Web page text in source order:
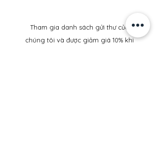
Tham gia danh sách gửi thư của
chúng tôi và được giảm giá 10% khi